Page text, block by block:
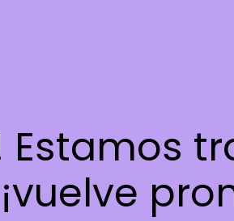
Estamos